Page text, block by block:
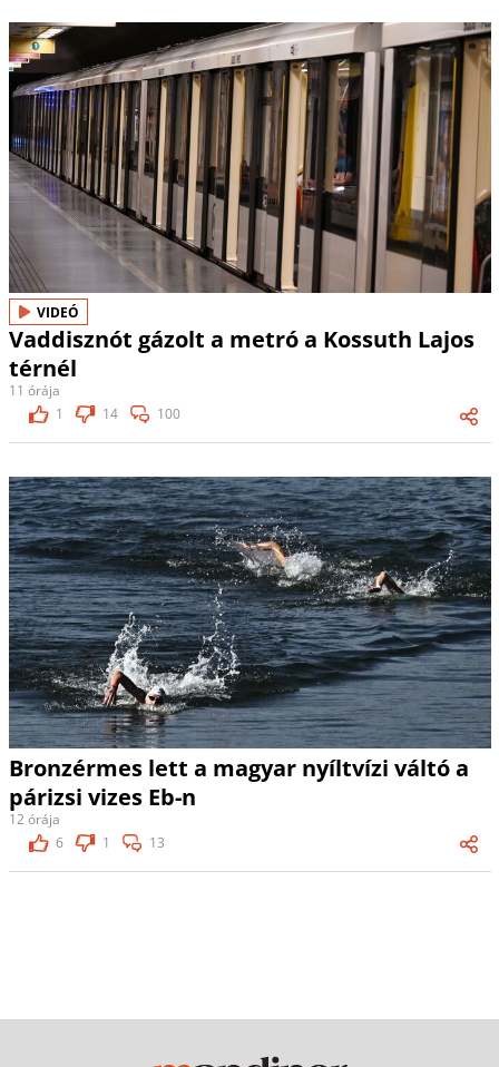
VIDEÓ
Vaddisznót gázolt a metró a Kossuth Lajos
térnél
11 órája
1
14 100
Bronzérmes lett a magyar nyíltvízi váltó a
párizsi vizes Eb-n
12 órája
6
1 13